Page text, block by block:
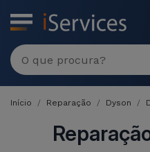
MENU
Início Reparação Dyson